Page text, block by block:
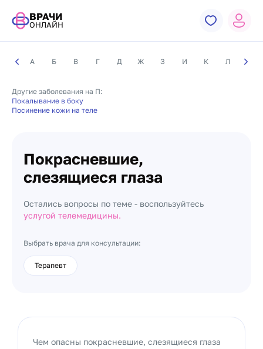
ВРАЧИ
ОНЛАЙН
А Б В Г Д Ж З И К Л М
Другие заболевания на П:
Покалывание в боку
Посинение кожи на теле
Покрасневшие,
слезящиеся глаза
Остались вопросы по теме - воспользуйтесь
услугой телемедицины.
Выбрать врача для консультации:
Терапевт
Чем опасны покрасневшие, слезящиеся глаза